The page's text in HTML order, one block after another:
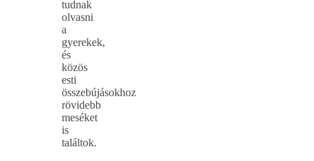
tudnak
olvasni
a
gyerekek,
és
közös
esti
összebújásokhoz
rövidebb
meséket
is
találtok.